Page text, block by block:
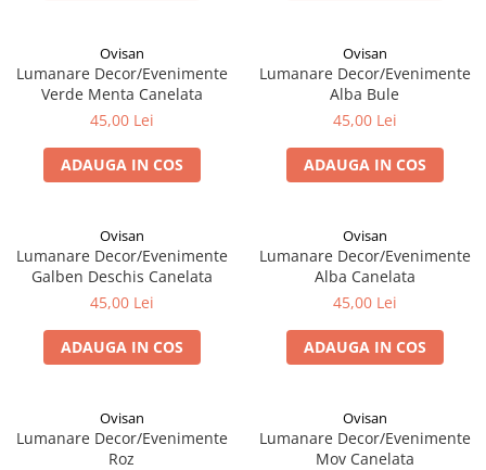
Ovisan
Lumanare Decor/Evenimente
Verde Menta Canelata
45,00 Lei
ADAUGA IN COS
Ovisan
Lumanare Decor/Evenimente
Alba Bule
45,00 Lei
ADAUGA IN COS
Ovisan
Lumanare Decor/Evenimente
Galben Deschis Canelata
45,00 Lei
ADAUGA IN COS
Ovisan
Lumanare Decor/Evenimente
Alba Canelata
45,00 Lei
ADAUGA IN COS
Ovisan
Lumanare Decor/Evenimente
Roz
Ovisan
Lumanare Decor/Evenimente
Mov Canelata